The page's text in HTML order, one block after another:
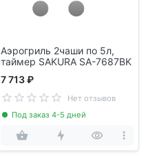
Аэрогриль 2чаши по 5л,
таймер SAKURA SA-7687BK
7 713 ₽
Нет отзывов
Под заказ 4-5 дней